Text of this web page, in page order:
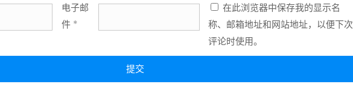
电子邮
件 *
在此浏览器中保存我的显示名
称、邮箱地址和网站地址，以便下次
评论时使用。